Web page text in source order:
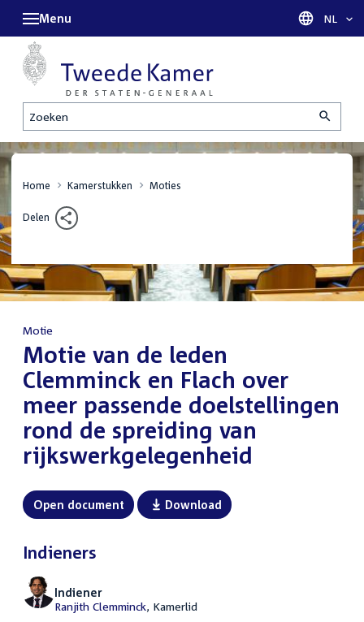
Zoeken
Menu Taal
NL
Home Kamerstukken Moties
Delen
Motie
:Motie van de leden
Clemminck en Flach over
meer passende doelstellingen
rond de spreiding van
rijkswerkgelegenheid
Open document Download
Indieners
Indiener
Ranjith Clemminck, Kamerlid